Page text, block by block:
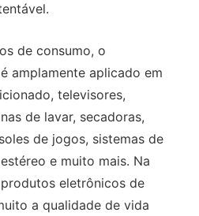
de consumo, o
amplamente aplicado em
televisores,
de lavar, secadoras,
de jogos, sistemas de
e muito mais. Na
eletrônicos de
a qualidade de vida